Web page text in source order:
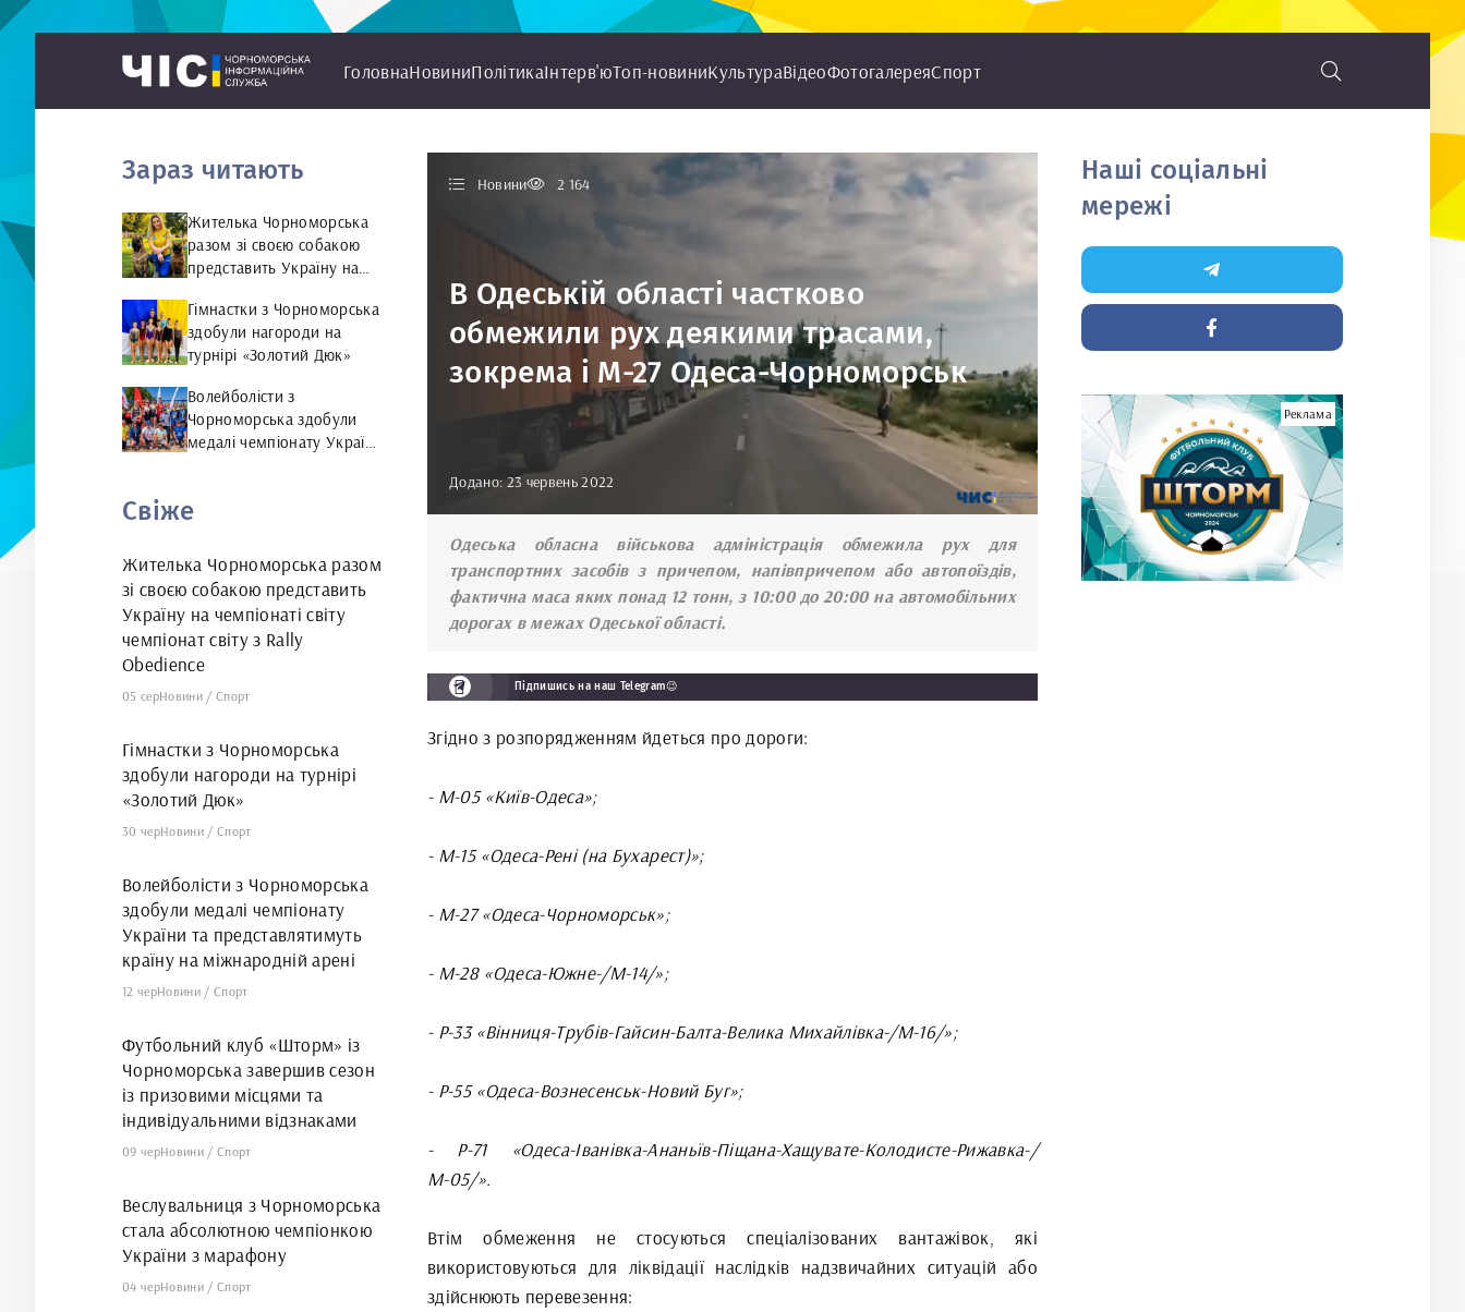
ГоловнаНовиниПолітикаІнтерв'юТоп-новиниКультураВідеоФотогалереяСпорт
Новини 2 164
В Одеській області частково
обмежили рух деякими трасами,
зокрема і М-27 Одеса-Чорноморськ
Додано: 23 червень 2022
Одеська обласна військова адміністрація обмежила рух для
транспортних засобів з причепом, напівпричепом або автопоїздів,
фактична маса яких понад 12 тонн, з 10:00 до 20:00 на автомобільних
дорогах в межах Одеської області.
Підпишись на наш Telegram😉
Згідно з розпорядженням йдеться про дороги:
- М-05 «Київ-Одеса»;
- М-15 «Одеса-Рені (на Бухарест)»;
- М-27 «Одеса-Чорноморськ»;
- М-28 «Одеса-Южне-/М-14/»;
- Р-33 «Вінниця-Трубів-Гайсин-Балта-Велика Михайлівка-/М-16/»;
- Р-55 «Одеса-Вознесенськ-Новий Буг»;
- Р-71 «Одеса-Іванівка-Ананьїв-Піщана-Хащувате-Колодисте-Рижавка-/
М-05/».
Втім обмеження не стосуються спеціалізованих вантажівок, які
використовуються для ліквідації наслідків надзвичайних ситуацій або
здійснюють перевезення:
Зараз читають
Жителька Чорноморська
разом зі своєю собакою
представить Україну на
світу з Rally Obedience
Гімнастки з Чорноморська
здобули нагороди на
турнірі «Золотий Дюк»
Волейболісти з
Чорноморська здобули
медалі чемпіонату України
арені
Свіже
Жителька Чорноморська разом
зі своєю собакою представить
Україну на чемпіонаті світу
чемпіонат світу з Rally
Obedience
05 серНовини /Спорт
Гімнастки з Чорноморська
здобули нагороди на турнірі
«Золотий Дюк»
30 черНовини /Спорт
Волейболісти з Чорноморська
здобули медалі чемпіонату
України та представлятимуть
країну на міжнародній арені
12 черНовини /Спорт
Футбольний клуб «Шторм» із
Чорноморська завершив сезон
із призовими місцями та
індивідуальними відзнаками
09 черНовини /Спорт
Веслувальниця з Чорноморська
стала абсолютною чемпіонкою
України з марафону
04 черНовини /Спорт
Наші соціальні
мережі
Реклама